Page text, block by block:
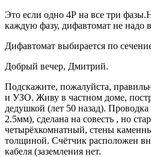
Это если одно 4Р на все три
каждую фазу, дифавтомат не надо
Дифавтомат выбирается по
Добрый вечер, Дмитрий.
Подскажите, пожалуйста,
и УЗО. Живу в частном доме,
дедушкой (лет 50 назад).
2.5мм), сделана на совесть , но
четырёхкомнатный, стены
толщиной. Счётчик расположен
кабеля (заземления нет.